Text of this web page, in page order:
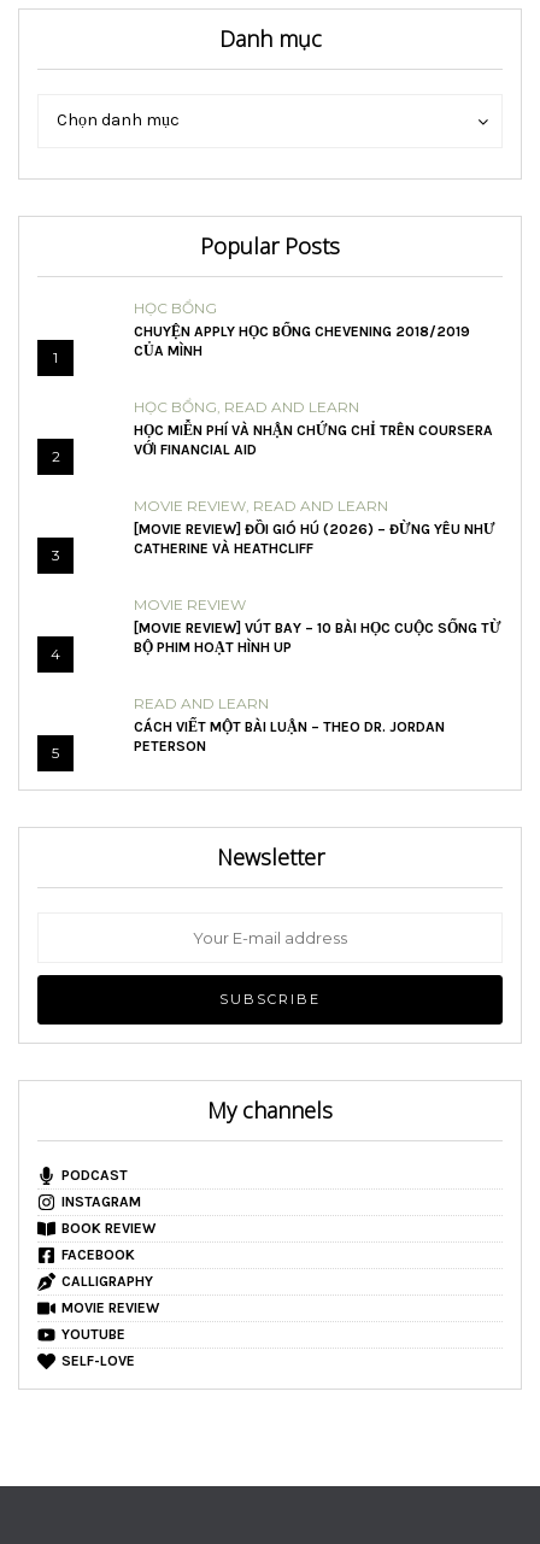
Danh mục
Chọn danh mục
Danh
Popular Posts
1
HỌC BỔNG
CHUYỆN APPLY HỌC BỔNG CHEVENING 2018/2019
CỦA MÌNH
2
HỌC BỔNG, READ AND LEARN
HỌC MIỄN PHÍ VÀ NHẬN CHỨNG CHỈ TRÊN COURSERA
VỚI FINANCIAL AID
3
MOVIE REVIEW, READ AND LEARN
[MOVIE REVIEW] ĐỒI GIÓ HÚ (2026) – ĐỪNG YÊU NHƯ
CATHERINE VÀ HEATHCLIFF
4
MOVIE REVIEW
[MOVIE REVIEW] VÚT BAY – 10 BÀI HỌC CUỘC SỐNG TỪ
BỘ PHIM HOẠT HÌNH UP
5
READ AND LEARN
CÁCH VIẾT MỘT BÀI LUẬN – THEO DR. JORDAN
PETERSON
Newsletter
My channels
PODCAST
INSTAGRAM
BOOK REVIEW
FACEBOOK
CALLIGRAPHY
MOVIE REVIEW
YOUTUBE
SELF-LOVE